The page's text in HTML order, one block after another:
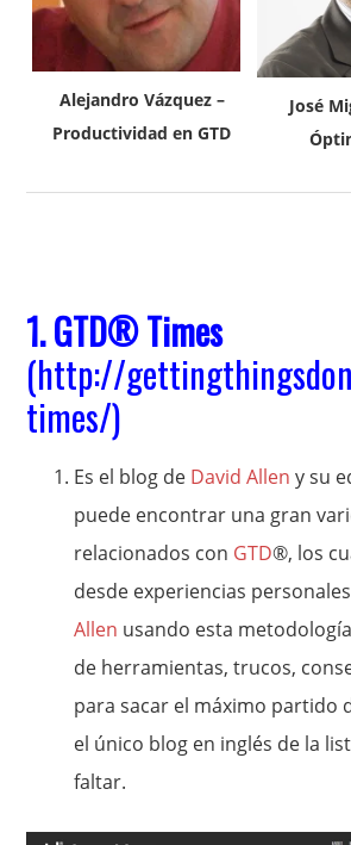
Alejandro Vázquez –
Productividad en GTD
José
1.GTD® Times
(http://
times/)
Es el blog de David Allen y su
puede encontrar una gran
relacionados con GTD®, los
desde experiencias
Allen usando esta
de herramientas, trucos,
para sacar el máximo partido
el único blog en inglés de la
faltar.